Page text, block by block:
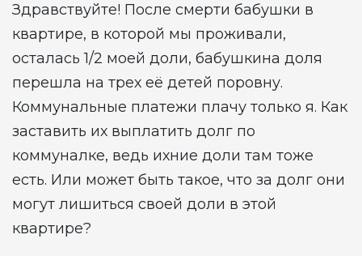
Здравствуйте! После смерти бабушки в
квартире, в которой мы проживали,
осталась 1/2 моей доли, бабушкина доля
перешла на трех её детей поровну.
Коммунальные платежи плачу только я. Как
заставить их выплатить долг по
коммуналке, ведь ихние доли там тоже
есть. Или может быть такое, что за долг они
могут лишиться своей доли в этой
квартире?